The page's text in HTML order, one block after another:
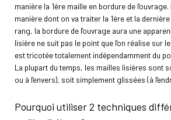
manière la 1ère maille en bordure de
manière dont on va traiter la 1ère et la
rang, la bordure de l'ouvrage aura une
lisière ne suit pas le point que l'on réalise sur
est tricotée totalement indépendamment du
La plupart du temps, les mailles lisières sont
ou à l'envers), soit simplement glissées (à
Pourquoi utiliser 2 techniques